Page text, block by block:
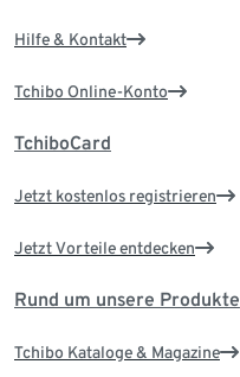
Hilfe & Kontakt
Tchibo Online-Konto
TchiboCard
Jetzt kostenlos registrieren
Jetzt Vorteile entdecken
Rund um unsere Produkte
Tchibo Kataloge & Magazine